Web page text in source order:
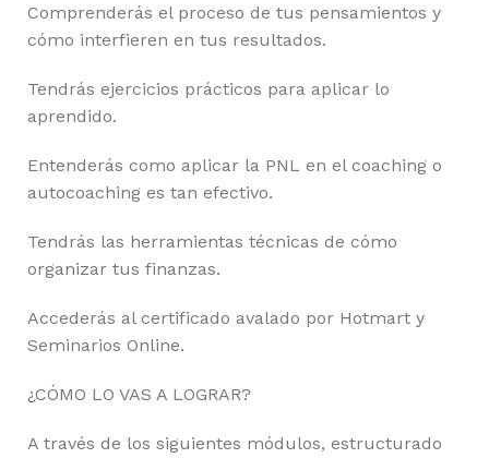
Comprenderás el proceso de tus pensamientos y
cómo interfieren en tus resultados.
Tendrás ejercicios prácticos para aplicar lo
aprendido.
Entenderás como aplicar la PNL en el coaching o
autocoaching es tan efectivo.
Tendrás las herramientas técnicas de cómo
organizar tus finanzas.
Accederás al certificado avalado por Hotmart y
Seminarios Online.
¿CÓMO LO VAS A LOGRAR?
A través de los siguientes módulos, estructurado